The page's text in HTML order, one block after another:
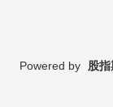
Powered by 股